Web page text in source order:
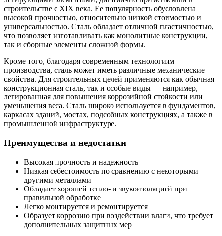
строительстве с XIX века. Ее популярность обусловлена
высокой прочностью, относительно низкой стоимостью и
универсальностью. Сталь обладает отличной пластичностью,
что позволяет изготавливать как монолитные конструкции,
так и сборные элементы сложной формы.
Кроме того, благодаря современным технологиям
производства, сталь может иметь различные механические
свойства. Для строительных целей применяются как обычная
конструкционная сталь, так и особые виды — например,
легированная для повышения коррозийной стойкости или
уменьшения веса. Сталь широко используется в фундаментов,
каркасах зданий, мостах, подсобных конструкциях, а также в
промышленной инфраструктуре.
Преимущества и недостатки
Высокая прочность и надежность
Низкая себестоимость по сравнению с некоторыми
другими металлами
Обладает хорошей тепло- и звукоизоляцией при
правильной обработке
Легко монтируется и ремонтируется
Образует коррозию при воздействии влаги, что требует
дополнительных защитных мер